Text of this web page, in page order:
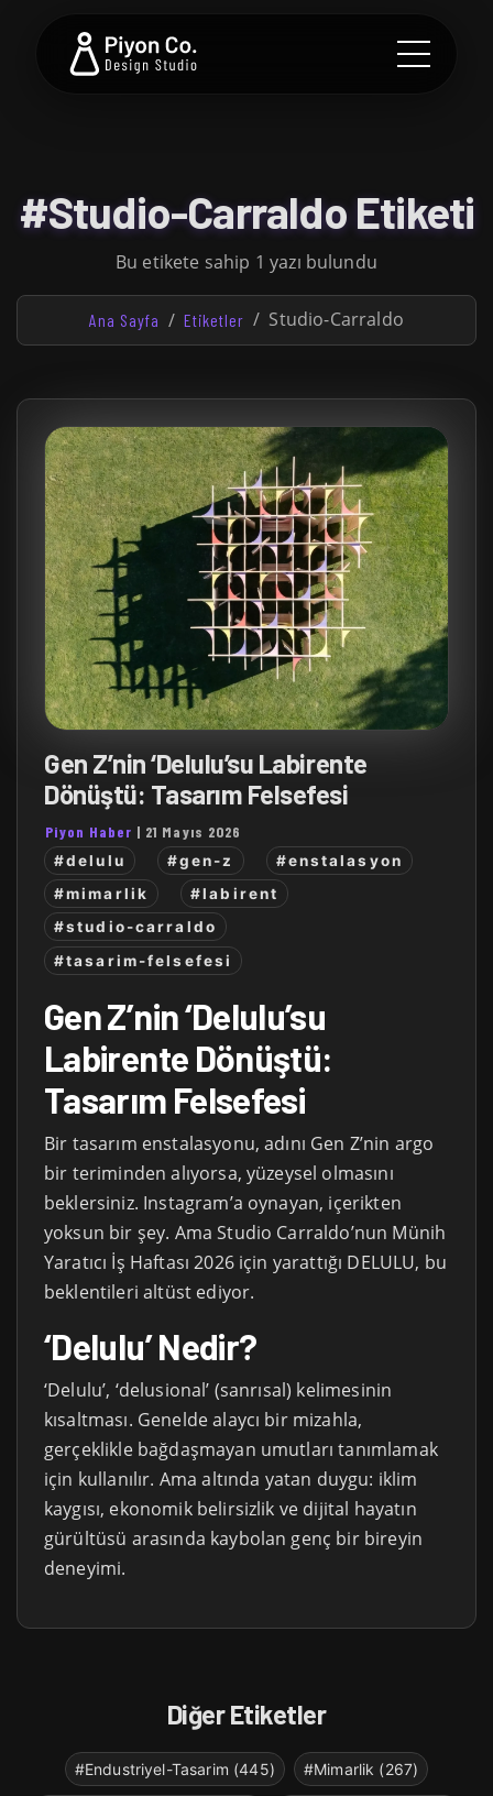
#Studio-Carraldo Etiketi
Bu etikete sahip 1 yazı bulundu
Ana Sayfa Etiketler Studio-Carraldo
Gen Z’nin ‘Delulu’su Labirente
Dönüştü: Tasarım Felsefesi
Piyon Haber | 21 Mayıs 2026
#delulu #gen-z
#enstalasyon
#mimarlik
#labirent
#studio-carraldo
#tasarim-felsefesi
Gen Z’nin ‘Delulu’su
Labirente Dönüştü:
Tasarım Felsefesi
Bir tasarım enstalasyonu, adını Gen Z’nin argo
bir teriminden alıyorsa, yüzeysel olmasını
beklersiniz. Instagram’a oynayan, içerikten
yoksun bir şey. Ama Studio Carraldo’nun Münih
Yaratıcı İş Haftası 2026 için yarattığı DELULU, bu
beklentileri altüst ediyor.
‘Delulu’ Nedir?
‘Delulu’, ‘delusional’ (sanrısal) kelimesinin
kısaltması. Genelde alaycı bir mizahla,
gerçeklikle bağdaşmayan umutları tanımlamak
için kullanılır. Ama altında yatan duygu: iklim
kaygısı, ekonomik belirsizlik ve dijital hayatın
gürültüsü arasında kaybolan genç bir bireyin
deneyimi.
Diğer Etiketler
#Endustriyel-Tasarim (445) #Mimarlik (267)